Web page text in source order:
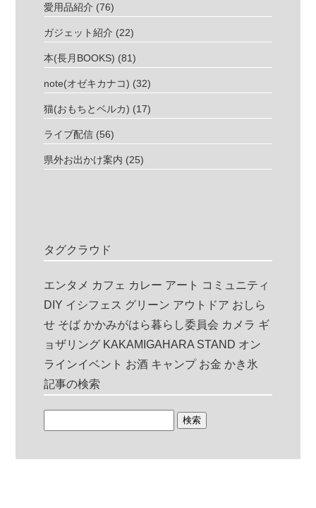
愛用品紹介 (76)
ガジェット紹介 (22)
本(長月BOOKS) (81)
note(オゼキカナコ) (32)
猫(おもちとベルカ) (17)
ライブ配信 (56)
県外お出かけ案内 (25)
タグクラウド
エンタメ カフェ カレー アート コミュニティ
DIY イシフェス グリーン アウトドア おしら
せ そば かかみがはら暮らし委員会 カメラ ギ
ョザリング KAKAMIGAHARA STAND オン
ラインイベント お酒 キャンプ お金 かき氷
記事の検索